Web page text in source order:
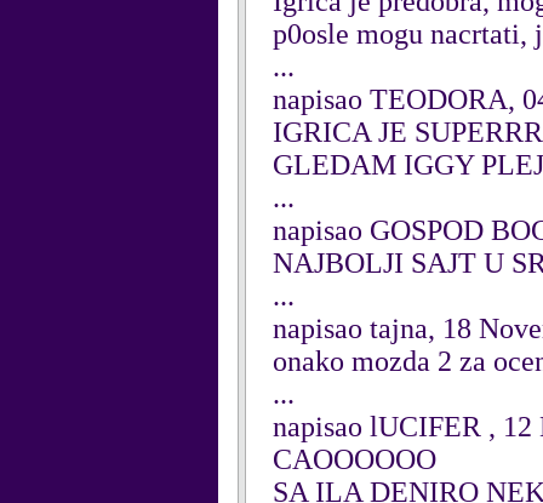
p0osle mogu nacrtati,
...
napisao TEODORA,
IGRICA JE
GLEDAM IGGY
...
napisao GOSPOD
NAJBOLJI SAJT U
...
napisao tajna, 18
onako mozda 2 za
...
napisao lUCIFER , 12
CAOOOOOO
SA ILA DENIRO